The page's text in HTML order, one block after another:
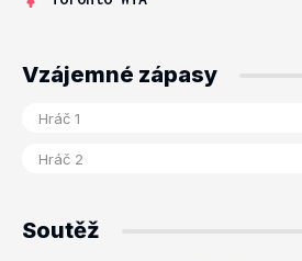
Vzájemné zápasy
Soutěž